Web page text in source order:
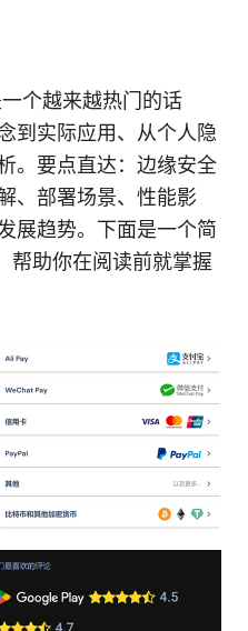
个越来越热门的话
到实际应用、从个人隐
。要点直达：边缘安全
、部署场景、性能影
展趋势。下面是一个简
帮助你在阅读前就掌握